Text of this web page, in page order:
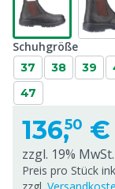
Schuhgröße
37 38 39
47
136,50 €
zzgl. 19% MwSt.
Preis pro Stück